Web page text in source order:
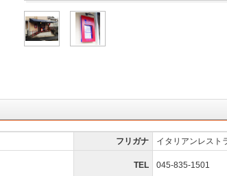
フリガナ イタリアンレス
TEL 045-835-1501